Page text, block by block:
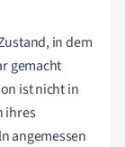
in dem
gemacht
ist nicht in
ihres
angemessen